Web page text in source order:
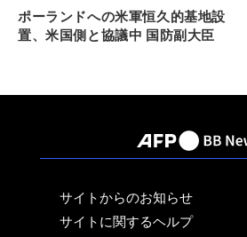
ポーランドへの米軍恒久的基地設
置、米国側と協議中 国防副大臣
サイトからのお知らせ
サイトに関するヘルプ